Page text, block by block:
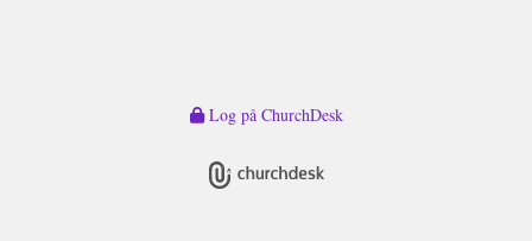
Log på ChurchDesk